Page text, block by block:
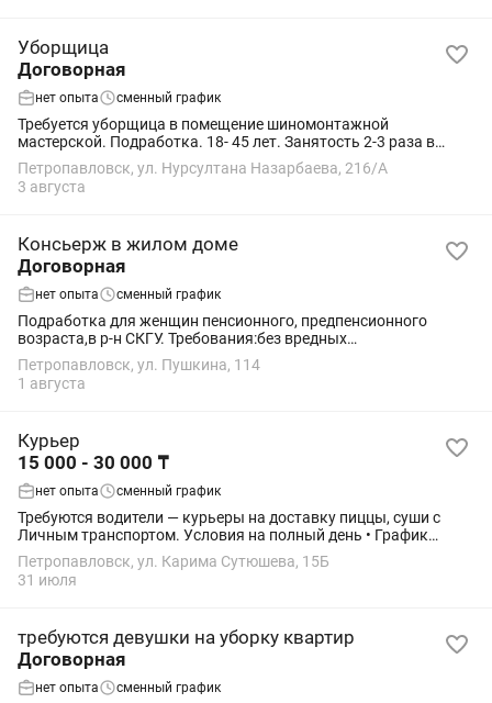
Уборщица
Договорная
нет опыта сменный график
Требуется уборщица в помещение шиномонтажной
мастерской. Подработка. 18- 45 лет. Занятость 2-3 раза в
неделю на 1.5-2.5 часа. Оплата 5000 за уборку. Подробнее по
телефону+.
Петропавловск, ул. Нурсултана Назарбаева, 216/А
3 августа
Консьерж в жилом доме
Договорная
нет опыта сменный график
Подработка для женщин пенсионного, предпенсионного
возраста,в р-н СКГУ. Требования:без вредных
привычек,ответственная,график сутки через трое,все
подробности при собеседовании
Петропавловск, ул. Пушкина, 114
1 августа
Курьер
15 000 - 30 000 ₸
нет опыта сменный график
Требуются водители — курьеры на доставку пиццы, суши с
Личным транспортом. Условия на полный день • График
работы с 11:00 до 24:00, по рабочим дням обсуждается
индивидуально (хоть каждый день) •...
Петропавловск, ул. Карима Сутюшева, 15Б
31 июля
требуются девушки на уборку квартир
Договорная
нет опыта сменный график